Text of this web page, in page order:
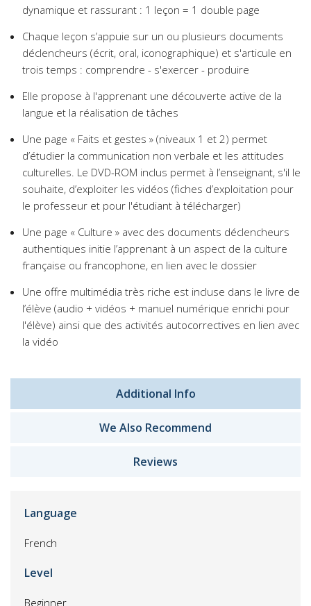
dynamique et rassurant : 1 leçon = 1 double page
Chaque leçon s’appuie sur un ou plusieurs documents
déclencheurs (écrit, oral, iconographique) et s'articule en
trois temps : comprendre - s'exercer - produire
Elle propose à l'apprenant une découverte active de la
langue et la réalisation de tâches
Une page « Faits et gestes » (niveaux 1 et 2) permet
d’étudier la communication non verbale et les attitudes
culturelles. Le DVD-ROM inclus permet à l’enseignant, s'il le
souhaite, d’exploiter les vidéos (fiches d’exploitation pour
le professeur et pour l'étudiant à télécharger)
Une page « Culture » avec des documents déclencheurs
authentiques initie l’apprenant à un aspect de la culture
française ou francophone, en lien avec le dossier
Une offre multimédia très riche est incluse dans le livre de
l’élève (audio + vidéos + manuel numérique enrichi pour
l'élève) ainsi que des activités autocorrectives en lien avec
la vidéo
Additional Info
We Also Recommend
Reviews
Language
French
Level
Beginner